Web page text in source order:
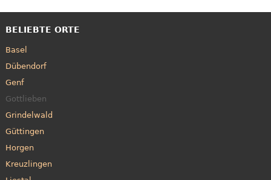
BELIEBTE ORTE
Basel
Dübendorf
Genf
Gottlieben
Grindelwald
Güttingen
Horgen
Kreuzlingen